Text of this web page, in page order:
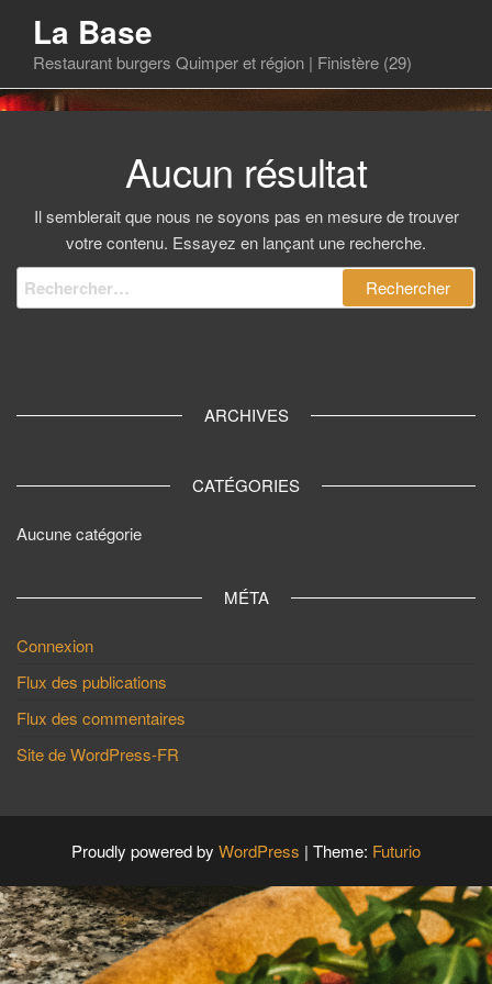
content
La Base
Restaurant burgers Quimper et région | Finistère (29)
Aucun résultat
Il semblerait que nous ne soyons pas en mesure de trouver
votre contenu. Essayez en lançant une recherche.
Rechercher :
ARCHIVES
CATÉGORIES
Aucune catégorie
MÉTA
Connexion
Flux des publications
Flux des commentaires
Site de WordPress-FR
Proudly powered by WordPress | Theme: Futurio